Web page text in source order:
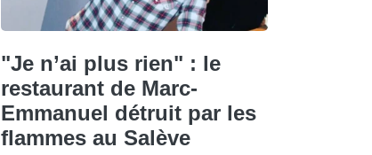
"Je n’ai plus rien" : le
restaurant de Marc-
Emmanuel détruit par les
flammes au Salève